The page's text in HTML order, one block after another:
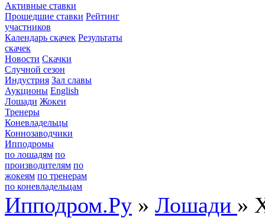
Активные ставки
Прошедшие ставки Рейтинг
участников
Календарь скачек Результаты
скачек
Новости Скачки
Случной сезон
Индустрия Зал славы
Аукционы English
Лошади Жокеи
Тренеры
Коневладельцы
Коннозаводчики
Ипподромы
по лошадям по
производителям по
жокеям по тренерам
по коневладельцам
Ипподром.Ру » Лошади »